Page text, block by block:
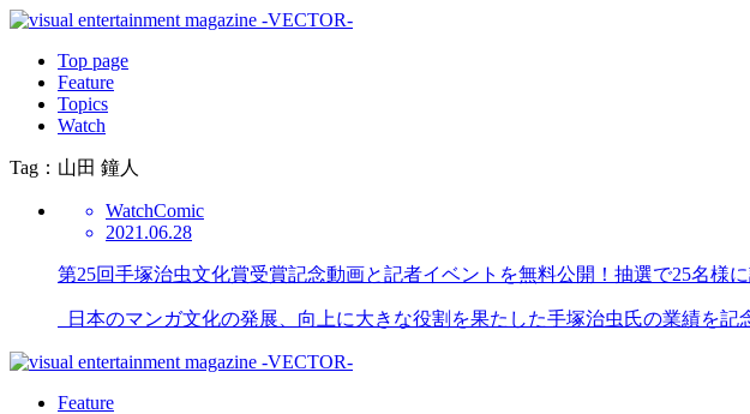
Top page
Feature
Topics
Watch
Tag：山田 鐘人
WatchComic
2021.06.28
第25回手塚治虫文化賞受賞記念動画と記者イベントを無料公開！抽選で25名様
日本のマンガ文化の発展、向上に大きな役割を果たした手塚治虫氏の業績を
Feature